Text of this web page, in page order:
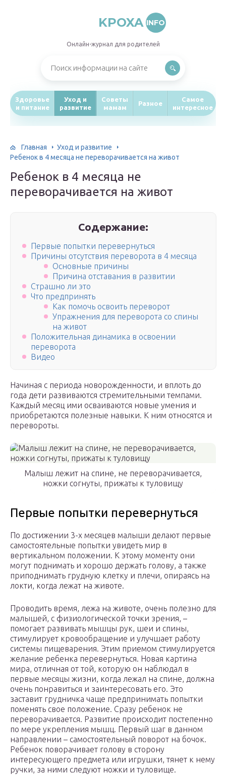
KPOXA INFO
Онлайн-журнал для родителей
Здоровье
и питание
Уход и
развитие
Советы
мамам
Разное
Самое
интересное
Главная
Уход и развитие
Ребенок в 4 месяца не переворачивается на живот
Ребенок в 4 месяца не
переворачивается на живот
Содержание:
Первые попытки перевернуться
Причины отсутствия переворота в 4 месяца
Основные причины
Причина отставания в развитии
Страшно ли это
Что предпринять
Как помочь освоить переворот
Упражнения для переворота со спины
на живот
Положительная динамика в освоении
переворота
Видео
Начиная с периода новорожденности, и вплоть до
года дети развиваются стремительными темпами.
Каждый месяц ими осваиваются новые умения и
приобретаются полезные навыки. К ним относятся и
перевороты.
Малыш лежит на спине, не переворачивается,
ножки согнуты, прижаты к туловищу
Первые попытки перевернуться
По достижении 3-х месяцев малыши делают первые
самостоятельные попытки увидеть мир в
вертикальном положении. К этому моменту они
могут поднимать и хорошо держать голову, а также
приподнимать грудную клетку и плечи, опираясь на
локти, когда лежат на животе.
Проводить время, лежа на животе, очень полезно для
малышей, с физиологической точки зрения, –
помогает развивать мышцы рук, шеи и спины,
стимулирует кровообращение и улучшает работу
системы пищеварения. Этим приемом стимулируется
желание ребенка перевернуться. Новая картина
мира, отличная от той, которую он наблюдал в
первые месяцы жизни, когда лежал на спине, должна
очень понравиться и заинтересовать его. Это
заставит грудничка чаще предпринимать попытки
поменять свое положение. Сразу ребенок не
переворачивается. Развитие происходит постепенно
по мере укрепления мышц. Первый шаг в данном
направлении – самостоятельный поворот на бочок.
Ребенок поворачивает голову в сторону
интересующего предмета или игрушки, тянет к нему
ручки, за ними следуют ножки и туловище.